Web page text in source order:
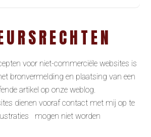
voor niet-commerciële websites is
bronvermelding en plaatsing van een
artikel op onze weblog.
dienen vooraf contact met mij op te
mogen niet worden